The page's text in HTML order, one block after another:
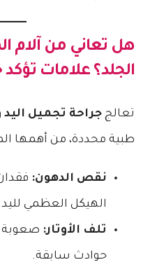
هل تعاني من آلام
الجلد؟ علامات
تعالججراحة تجميل اليد
طبية محددة، من أهمها
نقص الدهون:
الهيكل العظمي
تلف الأوتار: صعوبة
حوادث سابقة.